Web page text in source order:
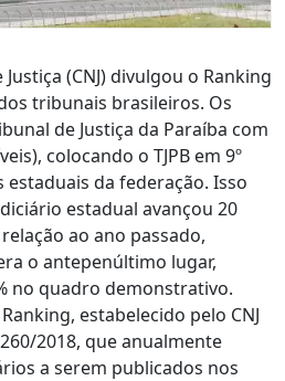
(CNJ) divulgou o Ranking
tribunais brasileiros. Os
de Justiça da Paraíba com
colocando o TJPB em 9º
estaduais da federação. Isso
estadual avançou 20
ao ano passado,
o antepenúltimo lugar,
no quadro demonstrativo.
estabelecido pelo CNJ
2018, que anualmente
a serem publicados nos